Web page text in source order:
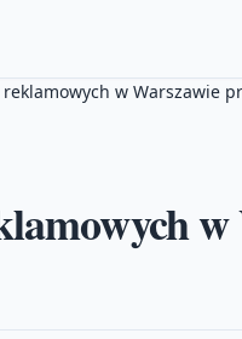
w Warszawie
w